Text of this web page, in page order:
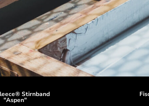
Stirnband
"Aspen"